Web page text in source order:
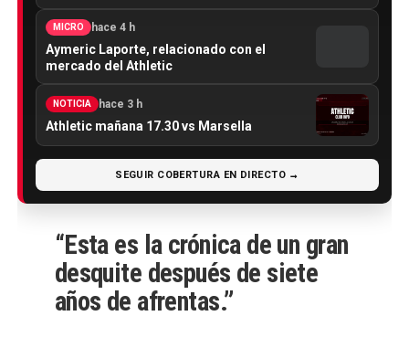
MICRO hace 4 h
Aymeric Laporte, relacionado con el
mercado del Athletic
NOTICIA hace 3 h
Athletic mañana 17.30 vs Marsella
SEGUIR COBERTURA EN DIRECTO →
“Esta es la crónica de un gran
desquite después de siete
años de afrentas.”